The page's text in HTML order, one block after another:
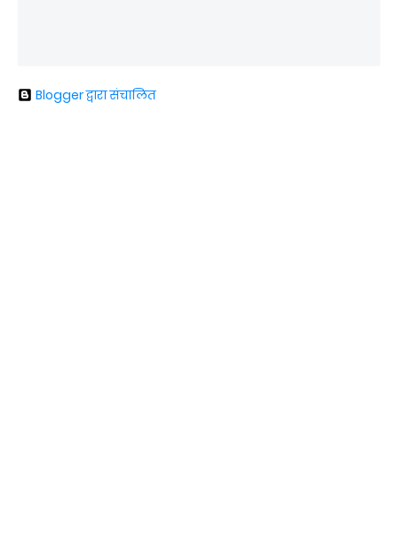
Blogger द्वारा संचालित